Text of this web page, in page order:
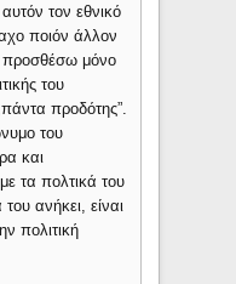
τον εθνικό
ποιόν άλλον
μόνο
του
προδότης”.
του
και
τα πολτικά του
ανήκει, είναι
πολιτική